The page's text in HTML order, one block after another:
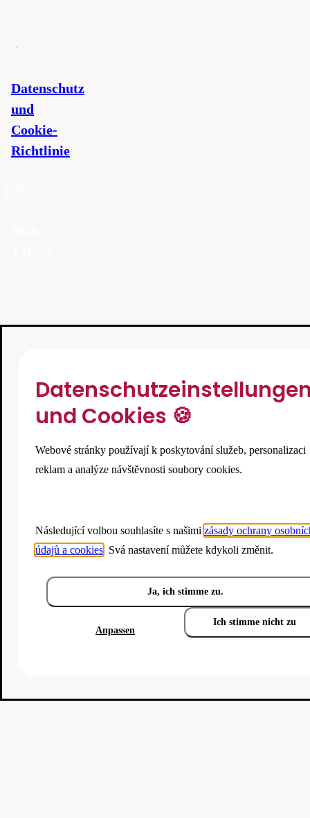
Datenschutz
und
Cookie-
Richtlinie
und Cookies 🍪
Webové stránky používají k poskytování služeb, personalizaci
reklam a analýze návštěvnosti soubory cookies.
Následující volbou souhlasíte s našimi zásady ochrany
údajů a cookies . Svá nastavení můžete kdykoli změnit.
Ja, ich stimme zu.
Anpassen
Ich stimme nicht zu